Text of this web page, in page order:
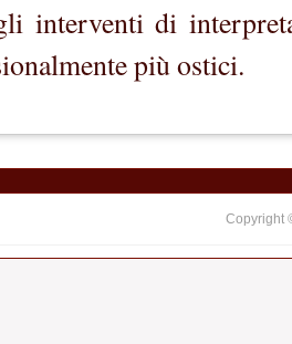
interventi di
più ostici.
Copyright